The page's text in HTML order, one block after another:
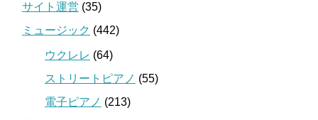
サイト運営 (35)
ミュージック (442)
ウクレレ (64)
ストリートピアノ (55)
電子ピアノ (213)